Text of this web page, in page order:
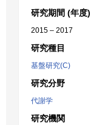
研究期間 (年度)
2015 – 2017
研究種目
基盤研究(C)
研究分野
代謝学
研究機関